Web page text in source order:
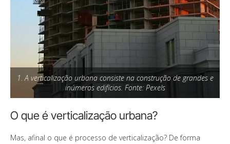
1. A verticalização urbana consiste na construção de grandes e
inúmeros edifícios. Fonte: Pexels
O que é verticalização urbana?
Mas, afinal o que é processo de verticalização? De forma